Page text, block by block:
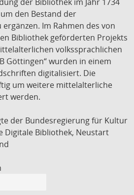
den Bestand der
Im Rahmen des von
Bibliothek geförderten Projekts
volkssprachlichen
Göttingen“ wurden in einem
digitalisiert. Die
um weitere mittelalterliche
werden.
der Bundesregierung für Kultur
Digitale Bibliothek, Neustart